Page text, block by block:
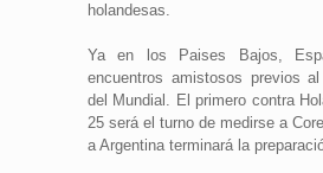
holandesas.
Ya en los Paises Bajos,
encuentros amistosos previos
del Mundial. El primero contra
25 será el turno de medirse a
a Argentina terminará la